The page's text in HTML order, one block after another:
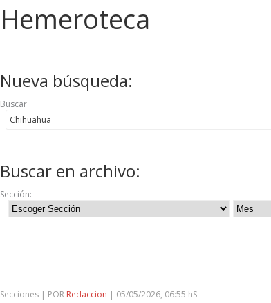
Hemeroteca
Nueva búsqueda:
Buscar
Buscar en archivo:
Sección:
Secciones | POR Redaccion | 05/05/2026, 06:55 hS